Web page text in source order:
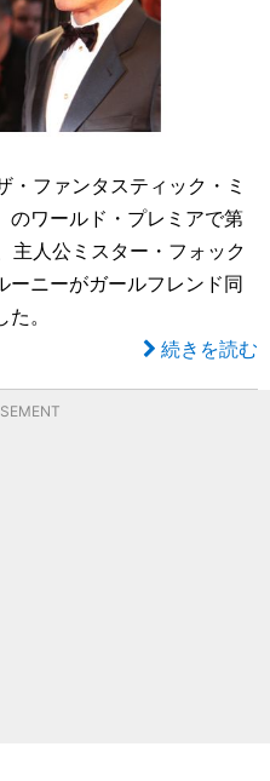
ファンタスティック・ミ
のワールド・プレミアで第
主人公ミスター・フォック
ーニーがガールフレンド同
。
続きを読む